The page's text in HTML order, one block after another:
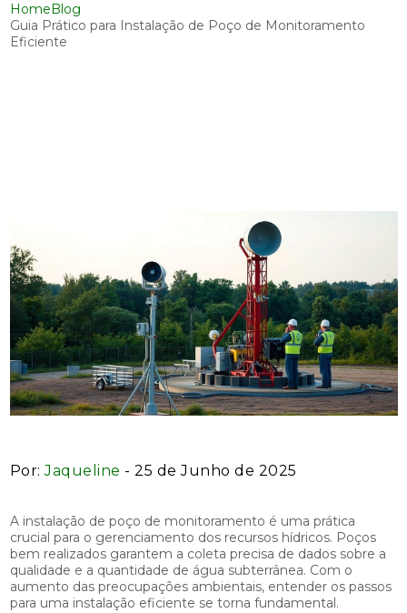
HomeBlog
Guia Prático para Instalação de Poço de Monitoramento
Eficiente
Por:Jaqueline - 25 de Junho de 2025
A instalação de poço de monitoramento é uma prática
crucial para o gerenciamento dos recursos hídricos. Poços
bem realizados garantem a coleta precisa de dados sobre a
qualidade e a quantidade de água subterrânea. Com o
aumento das preocupações ambientais, entender os passos
para uma instalação eficiente se torna fundamental.